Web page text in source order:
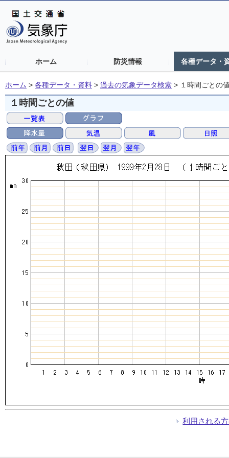
ホーム 防災情報 各種データ・
ホーム > 各種データ・資料 > 過去の気象データ検索 > １時間ごとの
１時間ごとの値
利用される